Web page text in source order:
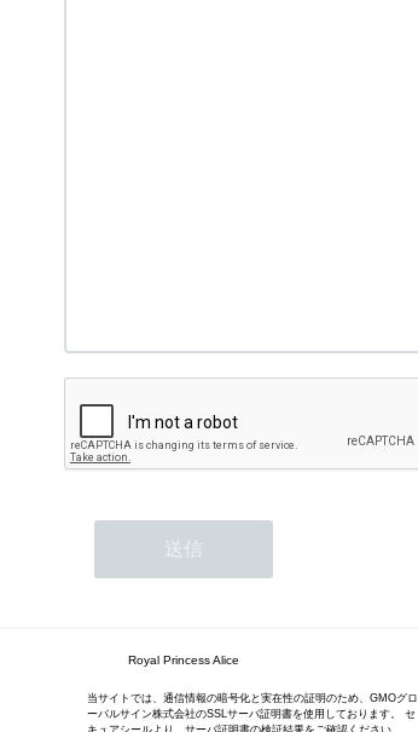
Royal Princess Alice
当サイトでは、通信情報の暗号化と実在性の証明のため、GMOグロ
ーバルサイン株式会社のSSLサーバ証明書を使用しております。 セ
キュアシールより、サーバ証明書の検証結果をご確認ください。